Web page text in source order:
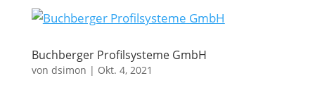
Buchberger Profilsysteme GmbH
von dsimon | Okt. 4, 2021